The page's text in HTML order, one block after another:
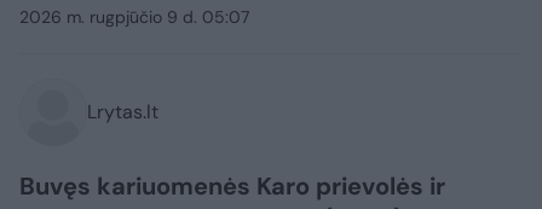
2026 m. rugpjūčio 9 d. 05:07
Lrytas.lt
Buvęs kariuomenės Karo prievolės ir